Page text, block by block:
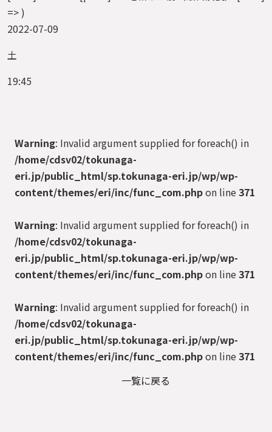
=> )
2022-07-09
土
19:45
Warning: Invalid argument supplied for foreach() in
/home/cdsv02/tokunaga-
eri.jp/public_html/sp.tokunaga-eri.jp/wp/wp-
content/themes/eri/inc/func_com.phpon line371
Warning: Invalid argument supplied for foreach() in
/home/cdsv02/tokunaga-
eri.jp/public_html/sp.tokunaga-eri.jp/wp/wp-
content/themes/eri/inc/func_com.phpon line371
Warning: Invalid argument supplied for foreach() in
/home/cdsv02/tokunaga-
eri.jp/public_html/sp.tokunaga-eri.jp/wp/wp-
content/themes/eri/inc/func_com.phpon line371
一覧に戻る